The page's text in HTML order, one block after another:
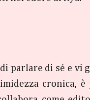
parlare di sé e vi
cronica, è